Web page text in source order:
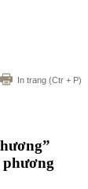
In trang (Ctr + P)